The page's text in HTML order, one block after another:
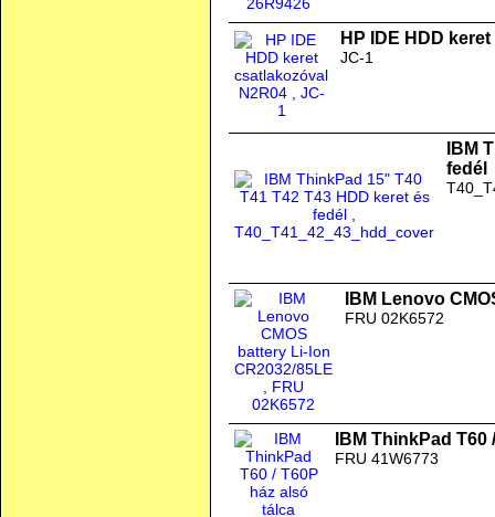
HP IDE HDD
JC-1
IBM
fedél
IBM Lenovo
FRU 02K6572
IBM ThinkPad
FRU 41W6773